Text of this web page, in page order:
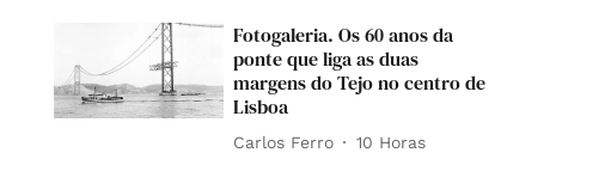
Fotogaleria. Os 60 anos da
ponte que liga as duas
margens do Tejo no centro de
Lisboa
Carlos Ferro 10 Horas